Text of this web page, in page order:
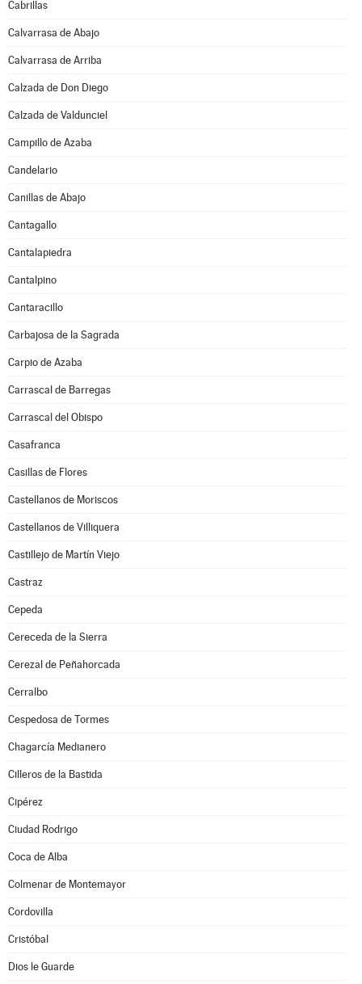
Cabrillas
Calvarrasa de Abajo
Calvarrasa de Arriba
Calzada de Don Diego
Calzada de Valdunciel
Campillo de Azaba
Candelario
Canillas de Abajo
Cantagallo
Cantalapiedra
Cantalpino
Cantaracillo
Carbajosa de la Sagrada
Carpio de Azaba
Carrascal de Barregas
Carrascal del Obispo
Casafranca
Casillas de Flores
Castellanos de Moriscos
Castellanos de Villiquera
Castillejo de Martín Viejo
Castraz
Cepeda
Cereceda de la Sierra
Cerezal de Peñahorcada
Cerralbo
Cespedosa de Tormes
Chagarcía Medianero
Cilleros de la Bastida
Cipérez
Ciudad Rodrigo
Coca de Alba
Colmenar de Montemayor
Cordovilla
Cristóbal
Dios le Guarde